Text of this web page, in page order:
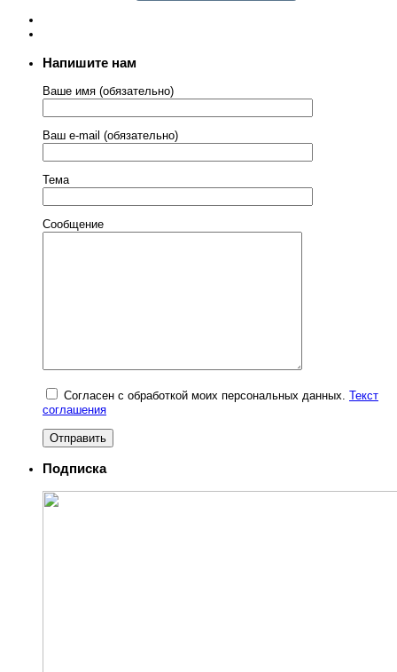
Напишите нам
Ваше имя (обязательно)
Ваш e-mail (обязательно)
Тема
Сообщение
Согласен с обработкой моих персональных данных. Текст
соглашения
Подписка